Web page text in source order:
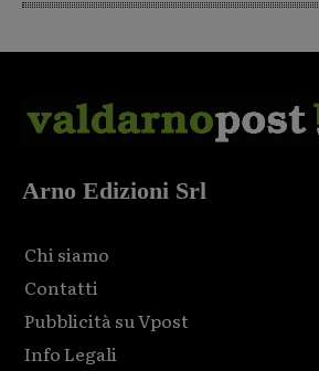
Arno Edizioni Srl
Chi siamo
Contatti
Pubblicità su Vpost
Info Legali